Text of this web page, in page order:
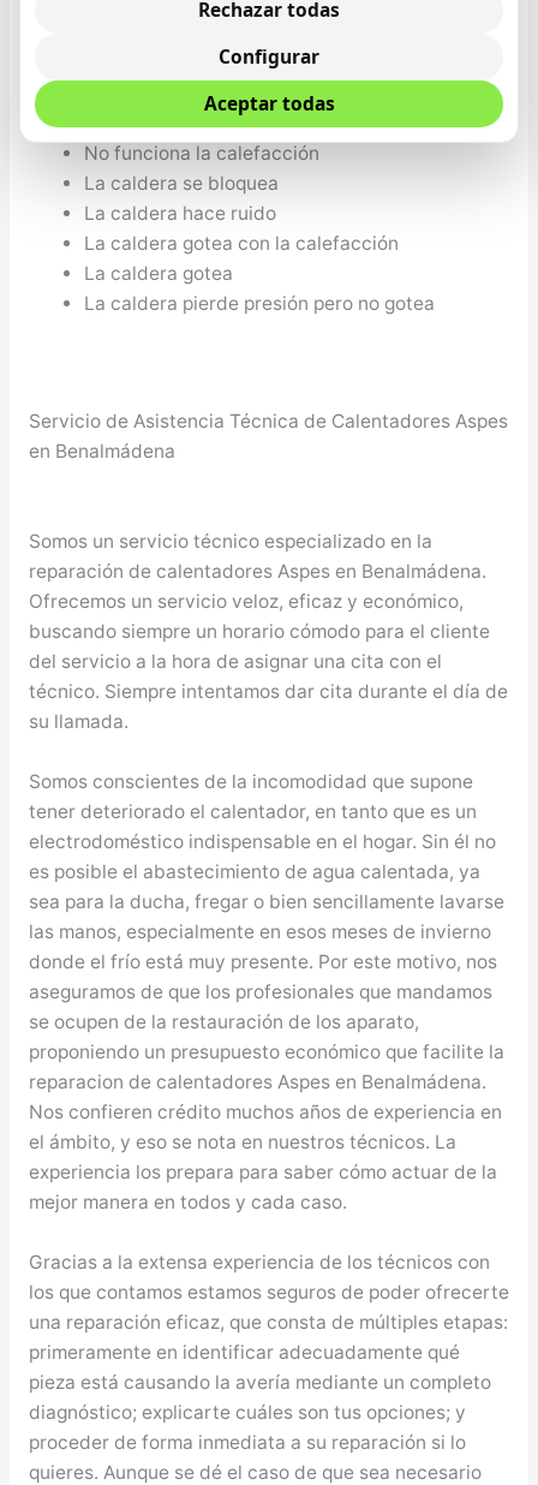
La caldera no arranca, no hace nada
La caldera si arranca pero no sale agua caliente
No sale el agua lo suficientemente caliente
No funciona la calefacción
La caldera se bloquea
La caldera hace ruido
La caldera gotea con la calefacción
La caldera gotea
La caldera pierde presión pero no gotea
Servicio de Asistencia Técnica de Calentadores Aspes
en Benalmádena
Somos un servicio técnico especializado en la
reparación de calentadores Aspes en Benalmádena.
Ofrecemos un servicio veloz, eficaz y económico,
buscando siempre un horario cómodo para el cliente
del servicio a la hora de asignar una cita con el
técnico. Siempre intentamos dar cita durante el día de
su llamada.
Somos conscientes de la incomodidad que supone
tener deteriorado el calentador, en tanto que es un
electrodoméstico indispensable en el hogar. Sin él no
es posible el abastecimiento de agua calentada, ya
sea para la ducha, fregar o bien sencillamente lavarse
las manos, especialmente en esos meses de invierno
donde el frío está muy presente. Por este motivo, nos
aseguramos de que los profesionales que mandamos
se ocupen de la restauración de los aparato,
proponiendo un presupuesto económico que facilite la
reparacion de calentadores Aspes en Benalmádena.
Nos confieren crédito muchos años de experiencia en
el ámbito, y eso se nota en nuestros técnicos. La
experiencia los prepara para saber cómo actuar de la
mejor manera en todos y cada caso.
Gracias a la extensa experiencia de los técnicos con
los que contamos estamos seguros de poder ofrecerte
una reparación eficaz, que consta de múltiples etapas:
primeramente en identificar adecuadamente qué
pieza está causando la avería mediante un completo
diagnóstico; explicarte cuáles son tus opciones; y
proceder de forma inmediata a su reparación si lo
quieres. Aunque se dé el caso de que sea necesario
Rechazar todas
Configurar
Aceptar todas